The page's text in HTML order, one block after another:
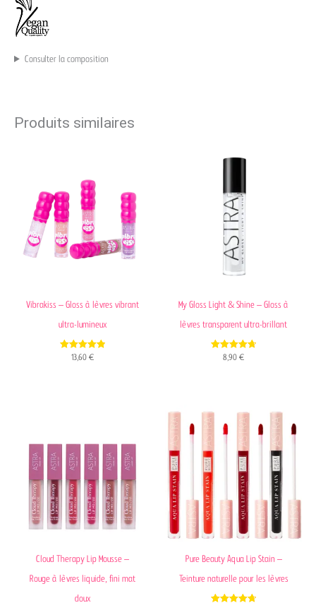
Consulter la composition
Produits similaires
Vibrakiss – Gloss à lèvres vibrant
ultra-lumineux
4.87
13,60 €
My Gloss Light & Shine – Gloss à
lèvres transparent ultra-brillant
4.75
8,90 €
Cloud Therapy Lip Mousse –
Rouge à lèvres liquide, fini mat
doux
Pure Beauty Aqua Lip Stain –
Teinture naturelle pour les lèvres